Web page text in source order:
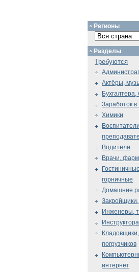
Регионы
Разделы
Требуются
Актёры,
Заработок
Химики
Водители
Врачи,
горничные
Домашние
Инженеры,
погрузчиков
интернет